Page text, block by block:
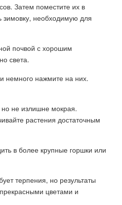
Затем поместите их в
зимовку, необходимую для
почвой с хорошим
света.
немного нажмите на них.
но не излишне мокрая.
растения достаточным
в более крупные горшки или
терпения, но результаты
цветами и